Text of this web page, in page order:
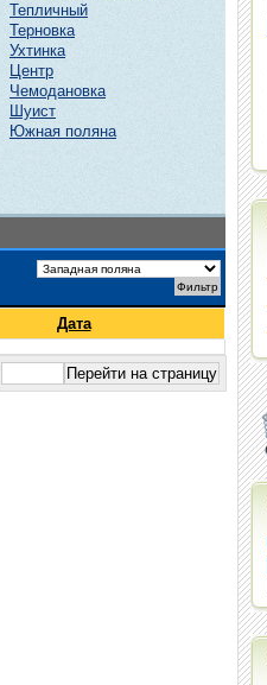
Тепличный
Терновка
Ухтинка
Центр
Чемодановка
Шуист
Южная поляна
Дата